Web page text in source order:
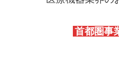
首都圏事